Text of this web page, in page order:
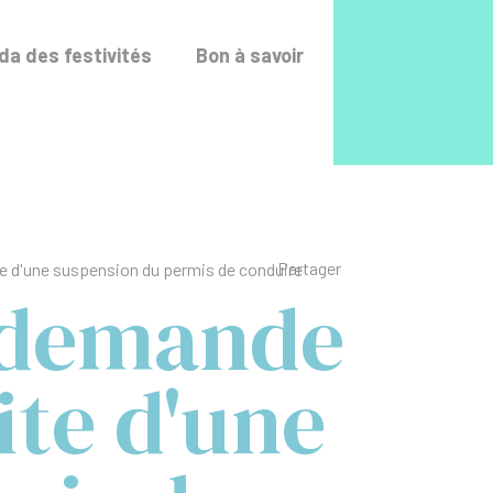
des festivités Bon à savoir
d'une suspension du permis de conduirePartager
d'une